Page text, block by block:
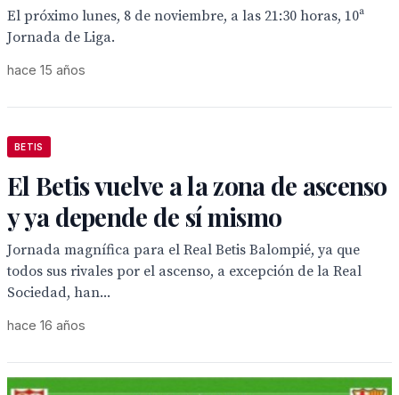
El próximo lunes, 8 de noviembre, a las 21:30 horas, 10ª
Jornada de Liga.
hace 15 años
BETIS
El Betis vuelve a la zona de ascenso
y ya depende de sí mismo
Jornada magnífica para el Real Betis Balompié, ya que
todos sus rivales por el ascenso, a excepción de la Real
Sociedad, han...
hace 16 años